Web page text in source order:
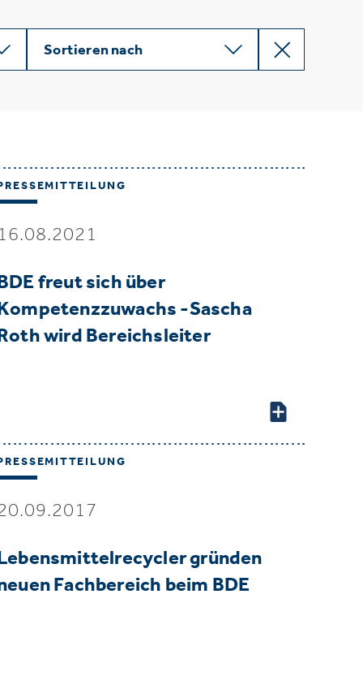
Sortieren nach
16.08.2021
freut sich über
-Sascha
wird Bereichsleiter
gründen
Fachbereich beim BDE